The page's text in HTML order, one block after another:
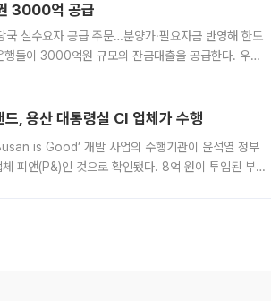
3000억 공급
실수요자 공급 주문…분양가·필요자금 반영해 한도
행들이 3000억원 규모의 잔금대출을 공급한다. 우리
용산 대통령실 CI 업체가 수행
is Good’ 개발 사업의 수행기관이 윤석열 정부
피앤(P&)인 것으로 확인됐다. 8억 원이 투입된 부산